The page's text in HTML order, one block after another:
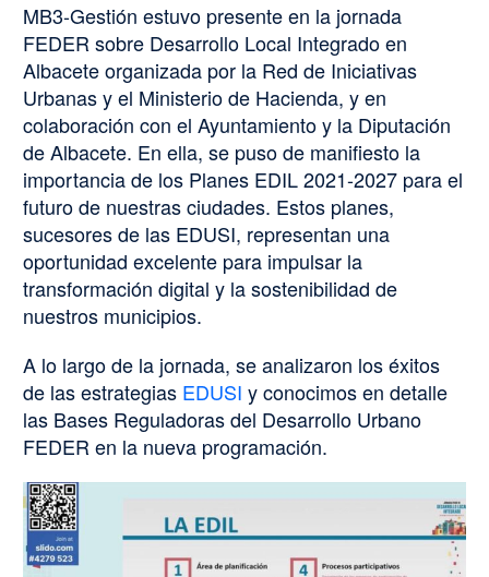
MB3-Gestión estuvo presente en la jornada
FEDER sobre Desarrollo Local Integrado en
Albacete organizada por la Red de Iniciativas
Urbanas y el Ministerio de Hacienda, y en
colaboración con el Ayuntamiento y la Diputación
de Albacete. En ella, se puso de manifiesto la
importancia de los Planes EDIL 2021-2027 para el
futuro de nuestras ciudades. Estos planes,
sucesores de las EDUSI, representan una
oportunidad excelente para impulsar la
transformación digital y la sostenibilidad de
nuestros municipios.
A lo largo de la jornada, se analizaron los éxitos
de las estrategias EDUSI y conocimos en detalle
las Bases Reguladoras del Desarrollo Urbano
FEDER en la nueva programación.